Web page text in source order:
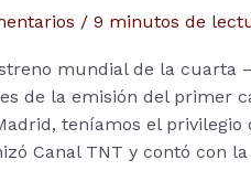
/ 9 minutos de
mundial de la cuarta
de la emisión del primer
teníamos el
Canal TNT y contó con